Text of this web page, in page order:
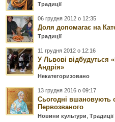
Традиції
06 грудня 2012 о 12:35
Доля допомагає на
Традиції
11 грудня 2012 о 12:16
У Львові відбудуться
Андрія»
Некатегоризовано
13 грудня 2016 о 09:17
Сьогодні вшановують
Первозваного
Новини культури ,Традиції